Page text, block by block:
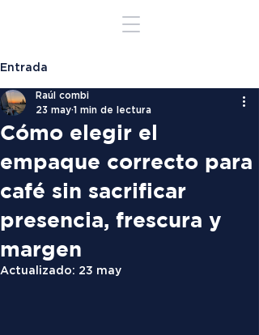
Entrada
Cómo elegir el
empaque correcto para
café sin sacrificar
presencia, frescura y
margen
Raúl combi
23 may 1 min de lectura
Actualizado: 23 may